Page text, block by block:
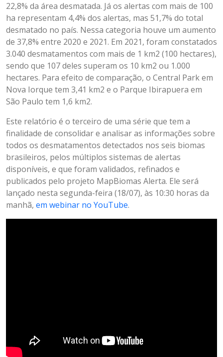
22,8% da área desmatada. Já os alertas com mais de 100
ha representam 4,4% dos alertas, mas 51,7% do total
desmatado no país. Nessa categoria houve um aumento
de 37,8% entre 2020 e 2021. Em 2021, foram constatados
3.040 desmatamentos com mais de 1 km2 (100 hectares),
sendo que 107 deles superam os 10 km2 ou 1.000
hectares. Para efeito de comparação, o Central Park em
Nova Iorque tem 3,41 km2 e o Parque Ibirapuera em
São Paulo tem 1,6 km2.
Este relatório é o terceiro de uma série que tem a
finalidade de consolidar e analisar as informações sobre
todos os desmatamentos detectados nos seis biomas
brasileiros, pelos múltiplos sistemas de alertas
disponíveis, e que foram validados, refinados e
publicados pelo projeto MapBiomas Alerta. Ele será
lançado nesta segunda-feira (18/07), às 10:30 horas da
manhã, em webinar no YouTube.